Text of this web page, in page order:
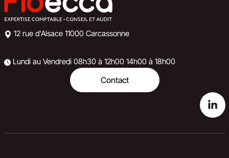
12 rue d'Alsace 11000 Carcassonne
Lundi au Vendredi 08h30 à 12h00 14h00 à 18h00
Contact